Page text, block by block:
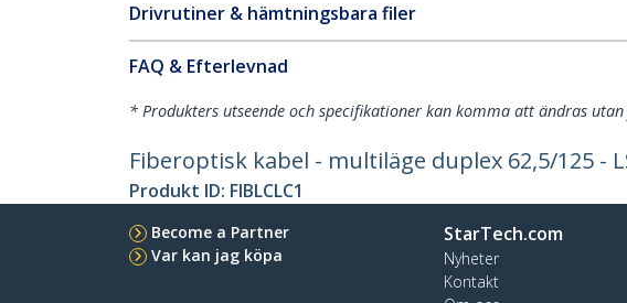
Drivrutiner & hämtningsbara filer
FAQ & Efterlevnad
* Produkters utseende och specifikationer kan komma att ändras
Fiberoptisk kabel - multiläge duplex 62,5/125 -
Produkt ID: FIBLCLC1
Become a Partner
Var kan jag köpa
StarTech.com
Nyheter
Kontakt